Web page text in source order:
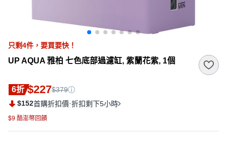
只剩4件， 要買要快！
UP AQUA 雅柏 七色底部過濾缸, 紫蘭花紫, 1個
6折 $227$379
$152首購折扣價·折扣剩下5小時
$9 酷澎幣回饋